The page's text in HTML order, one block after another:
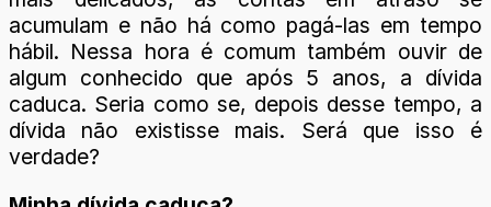
acumulam e não há como pagá-las em tempo
hábil. Nessa hora é comum também ouvir de
algum conhecido que após 5 anos, a dívida
caduca. Seria como se, depois desse tempo, a
dívida não existisse mais. Será que isso é
verdade?